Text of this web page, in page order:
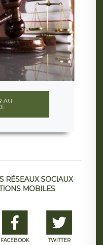
AU
RÉSEAUX SOCIAUX
MOBILES
FACEBOOK TWITTER